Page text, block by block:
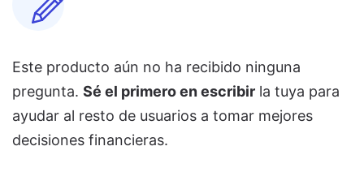
Este producto aún no ha recibido ninguna
pregunta. Sé el primero en escribir la tuya para
ayudar al resto de usuarios a tomar mejores
decisiones financieras.